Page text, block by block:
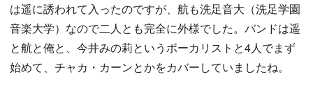
は遥に誘われて入ったのですが、航も洗足音大（洗足学園
音楽大学）なので二人とも完全に外様でした。バンドは遥
と航と俺と、今井みの莉というボーカリストと4人でまず
始めて、チャカ・カーンとかをカバーしていましたね。